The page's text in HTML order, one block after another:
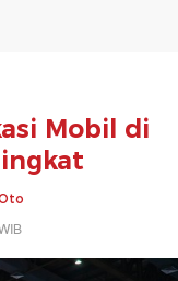
Mobil di